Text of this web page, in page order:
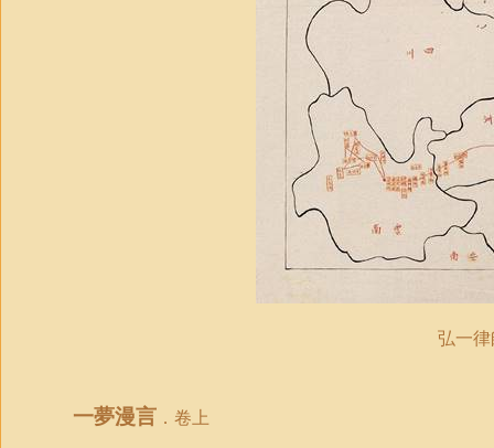
弘一
一夢漫言 ． 卷上